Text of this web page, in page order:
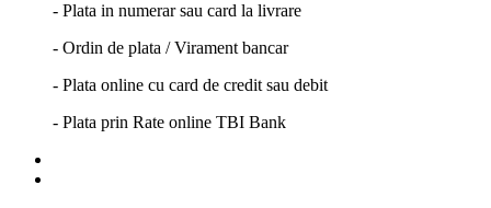
- Plata in numerar sau card la livrare
- Ordin de plata / Virament bancar
- Plata online cu card de credit sau debit
- Plata prin Rate online TBI Bank